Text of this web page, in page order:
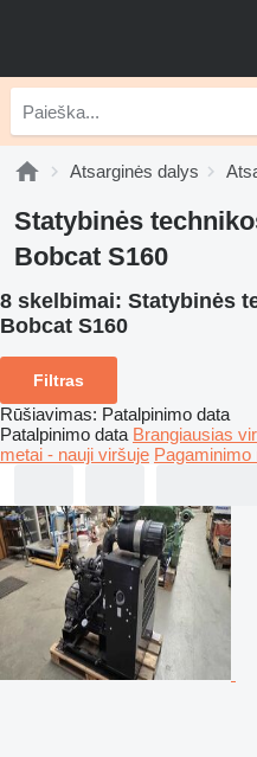
Atsarginės dalys
Statybinės
Bobcat S160
8 skelbimai: Statybinės
Bobcat S160
Filtras
Rūšiavimas: Patalpinimo data
Patalpinimo data Brangiausias
metai - nauji viršuje